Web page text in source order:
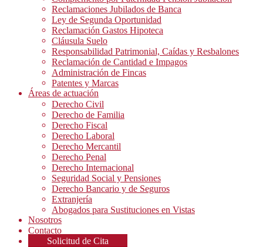
Reclamaciones Jubilados de Banca
Ley de Segunda Oportunidad
Reclamación Gastos Hipoteca
Cláusula Suelo
Responsabilidad Patrimonial, Caídas y Resbalones
Reclamación de Cantidad e Impagos
Administración de Fincas
Patentes y Marcas
Áreas de actuación
Derecho Civil
Derecho de Familia
Derecho Fiscal
Derecho Laboral
Derecho Mercantil
Derecho Penal
Derecho Internacional
Seguridad Social y Pensiones
Derecho Bancario y de Seguros
Extranjería
Abogados para Sustituciones en Vistas
Nosotros
Contacto
Solicitud de Cita